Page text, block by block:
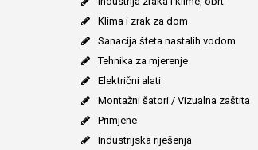
Klima i zrak za dom
Sanacija šteta nastalih vodom
Tehnika za mjerenje
Električni alati
Montažni šatori / Vizualna zaštita
Primjene
Industrijska riješenja